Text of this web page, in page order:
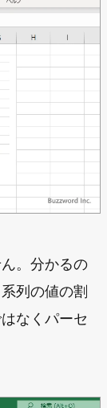
。分かるの
列の値の割
なくパーセ